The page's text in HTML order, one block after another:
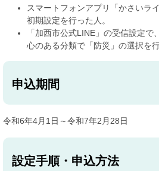
スマートフォンアプリ「かさいラ
初期設定を行った人。
「加西市公式LINE」の受信設定
心のある分類で「防災」の選択を行
申込期間
令和6年4月1日～令和7年2月28日
設定手順・申込方法